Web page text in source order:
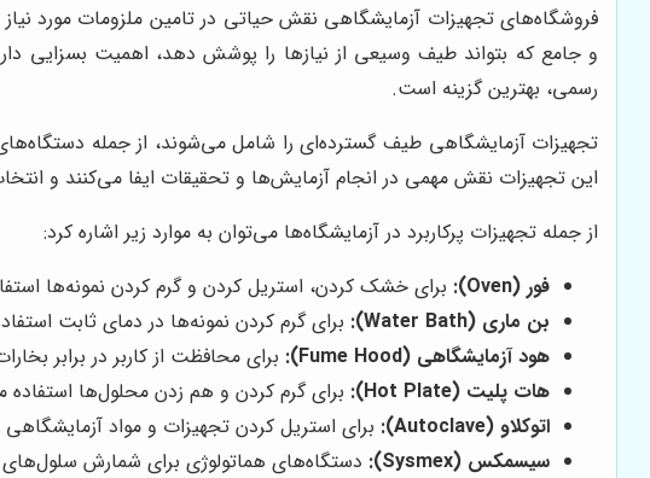
فروشگاه‌های تجهیزات آزمایشگاهی نقش حیاتی در تامین ملزومات مورد
و جامع که بتواند طیف وسیعی از نیازها را پوشش دهد، اهمیت بسزایی
رسمی، بهترین گزینه است.
تجهیزات آزمایشگاهی طیف گسترده‌ای را شامل می‌شوند، از جمله
این تجهیزات نقش مهمی در انجام آزمایش‌ها و تحقیقات ایفا می‌کنند و
از جمله تجهیزات پرکاربرد در آزمایشگاه‌ها می‌توان به موارد زیر اشاره کرد:
فور (Oven):
برای خشک کردن، استریل کردن و گرم کردن نمونه‌ها
بن ماری (Water Bath):
برای گرم کردن نمونه‌ها در دمای ثابت
هود آزمایشگاهی (Fume Hood):
برای محافظت از کاربر در برابر
هات پلیت (Hot Plate):
برای گرم کردن و هم زدن محلول‌ها
اتوکلاو (Autoclave):
برای استریل کردن تجهیزات و مواد
سیسمکس (Sysmex):
دستگاه‌های هماتولوژی برای شمارش